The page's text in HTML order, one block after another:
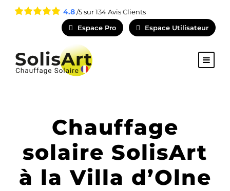
4.8/5 sur134Avis Clients
Espace Pro
Espace Utilisateur
Chauffage
solaire SolisArt
à la Villa d’Olne